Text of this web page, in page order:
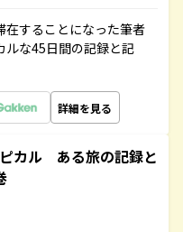
在することになった筆者
ルな45日間の記録と記
詳細を見る
カル ある旅の記録と